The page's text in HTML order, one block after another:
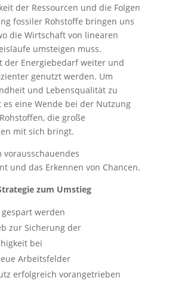
der Ressourcen und die Folgen
fossiler Rohstoffe bringen uns
die Wirtschaft von linearen
umsteigen muss.
der Energiebedarf weiter und
genutzt werden. Um
und Lebensqualität zu
eine Wende bei der Nutzung
die große
mit sich bringt.
vorausschauendes
und das Erkennen von Chancen.
zum Umstieg
werden
zur Sicherung der
bei
Arbeitsfelder
erfolgreich vorangetrieben